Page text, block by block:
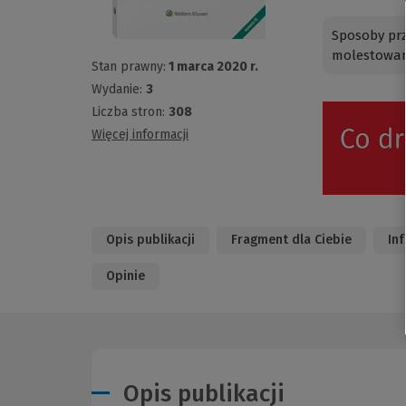
Stan prawny: 1 marca 2020 r.
Wydanie: 3
Liczba stron: 308
Więcej informacji
Sposoby
Opis publikacji Fragment dla Ciebie
Opinie
Opis publikacji